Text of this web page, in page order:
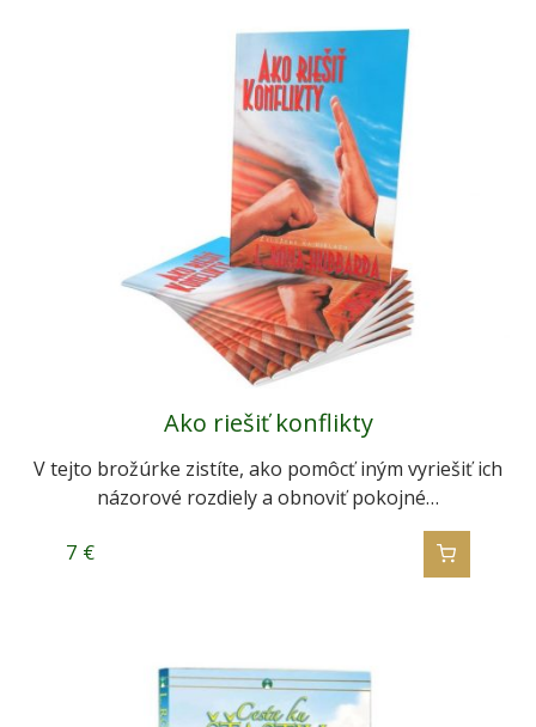
Ako riešiť konflikty
V tejto brožúrke zistíte, ako pomôcť iným vyriešiť ich
názorové rozdiely a obnoviť pokojné…
7 €